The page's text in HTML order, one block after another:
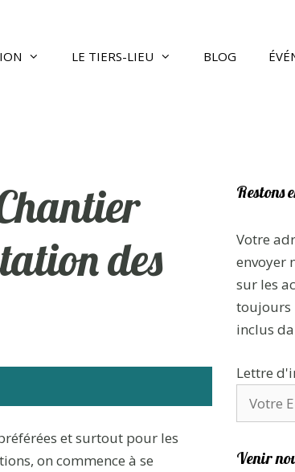
LE TIERS-LIEU BLOG
des
et surtout pour les
on commence à se
Restons
Votre
envoyer
sur les
toujours
inclus
Lettre
Venir